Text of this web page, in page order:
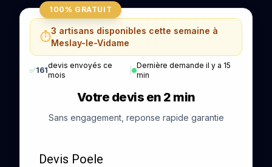
100% GRATUIT
⏱️3 artisans disponibles cette semaine à
Meslay-le-Vidame
✅161
devis envoyés ce
mois
Dernière demande il y a 15
min
Votre devis en 2 min
Sans engagement, reponse rapide garantie
Devis Poele